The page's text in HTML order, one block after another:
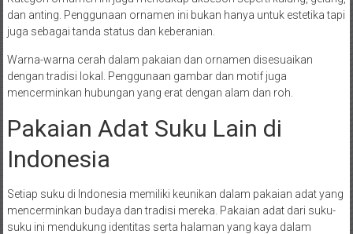
dan anting. Penggunaan ornamen ini bukan hanya untuk estetika tapi
juga sebagai tanda status dan keberanian.
Warna-warna cerah dalam pakaian dan ornamen disesuaikan
dengan tradisi lokal. Penggunaan gambar dan motif juga
mencerminkan hubungan yang erat dengan alam dan roh.
Pakaian Adat Suku Lain di
Indonesia
Setiap suku di Indonesia memiliki keunikan dalam pakaian adat yang
mencerminkan budaya dan tradisi mereka. Pakaian adat dari suku-
suku ini mendukung identitas serta halaman yang kaya dalam